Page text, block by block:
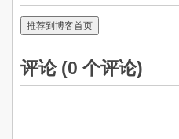
推荐到博客首页
评论 (0 个评论)